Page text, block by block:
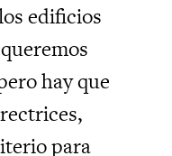
edificios
hay que
para